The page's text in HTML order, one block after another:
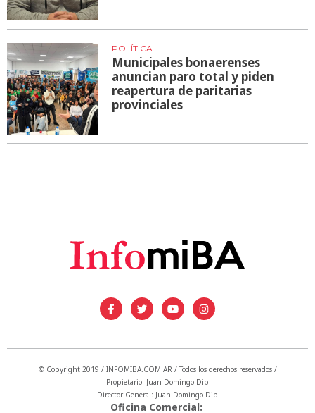
POLÍTICA
Municipales bonaerenses
anuncian paro total y piden
reapertura de paritarias
provinciales
© Copyright 2019 / INFOMIBA.COM.AR / Todos los derechos reservados /
Propietario: Juan Domingo Dib
Director General: Juan Domingo Dib
Oficina Comercial: